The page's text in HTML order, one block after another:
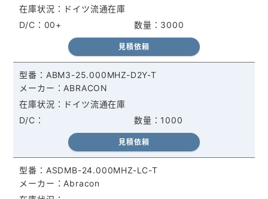
3000
ドイツ流通在庫
00+
見積依頼
ABM3-25.000MHZ-D2Y-T
ABRACON
1000
ドイツ流通在庫
見積依頼
ASDMB-24.000MHZ-LC-T
Abracon